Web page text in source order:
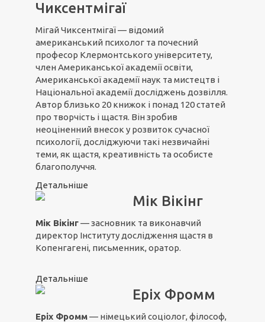
Чиксентмігаї
Мігай Чиксентмігаї — відомий
американський психолог та почесний
професор Клермонтського університету,
член Американської академії освіти,
Американської академії наук та мистецтв і
Національної академії досліджень дозвілля.
Автор близько 20 книжок і понад 120 статей
про творчість і щастя. Він зробив
неоціненний внесок у розвиток сучасної
психології, досліджуючи такі незвичайні
теми, як щастя, креативність та особисте
благополуччя.
Детальніше
Мік Вікінг
Мік Вікінг— засновник та виконавчий
директор Інституту дослідження щастя в
Копенгагені, письменник, оратор.
Детальніше
Еріх Фромм
Еріх Фромм— німецький соціолог, філософ,